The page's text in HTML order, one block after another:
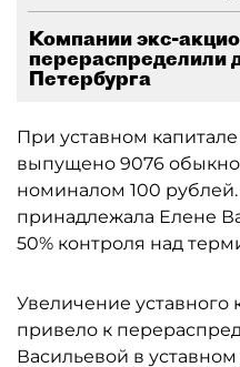
Компании экс-
перераспределили
Петербурга
При уставном
выпущено 9076
номиналом 100
принадлежала Елене
50% контроля над
Увеличение уставного
привело к
Васильевой в